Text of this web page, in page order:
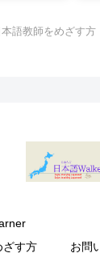
一年で
た。
本語教師をめざす方
ざす方
お問